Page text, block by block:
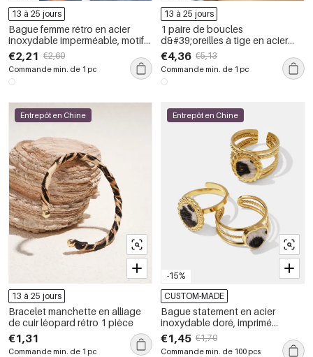
13 à 25 jours
Bague femme rétro en acier
inoxydable imperméable, motif
léopard, forme irrégulière (1
pièce).
€2,21 €2,60
Commande min. de 1 pc
13 à 25 jours
1 paire de boucles
d&#39;oreilles à tige en acier
inoxydable couleur or pour
femme, série Simple, motif fleur
naturelle
€4,36 €5,13
Commande min. de 1 pc
Entrepôt en Chine
13 à 25 jours
Bracelet manchette en alliage
de cuir léopard rétro 1 pièce
€1,31
Commande min. de 1 pc
-15%
Entrepôt en Chine
CUSTOM-MADE
Bague statement en acier
inoxydable doré, imprimé
léopard, étanche
€1,45 €1,70
Commande min. de 100 pcs